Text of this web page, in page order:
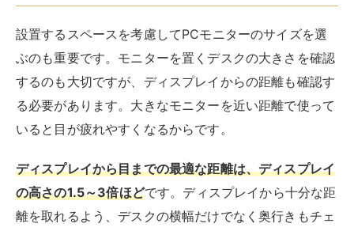
設置するスペースを考慮してPCモニターのサイズを選
ぶのも重要です。モニターを置くデスクの大きさを確認
するのも大切ですが、ディスプレイからの距離も確認す
る必要があります。大きなモニターを近い距離で使って
いると目が疲れやすくなるからです。
ディスプレイから目までの最適な距離は、ディスプレイ
の高さの1.5～3倍ほどです。ディスプレイから十分な距
離を取れるよう、デスクの横幅だけでなく奥行きもチェ